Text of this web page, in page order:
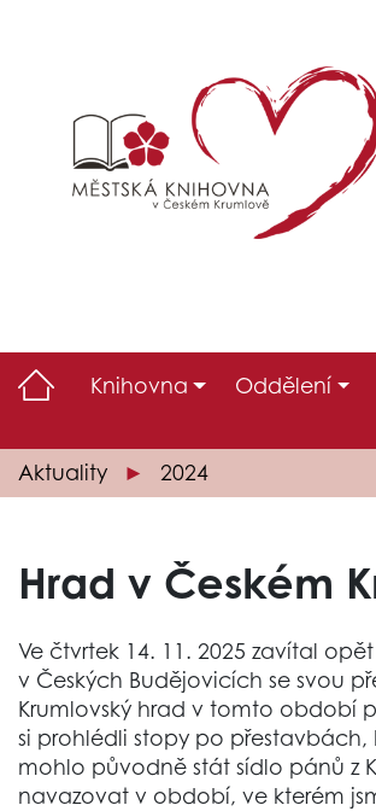
Knihovna Oddělení
Aktuality 2024
Hrad v Českém
Ve čtvrtek 14. 11. 2025 zavítal
v Českých Budějovicích se svou
Krumlovský hrad v tomto období
si prohlédli stopy po
mohlo původně stát sídlo pánů z
navazovat v období, ve kterém